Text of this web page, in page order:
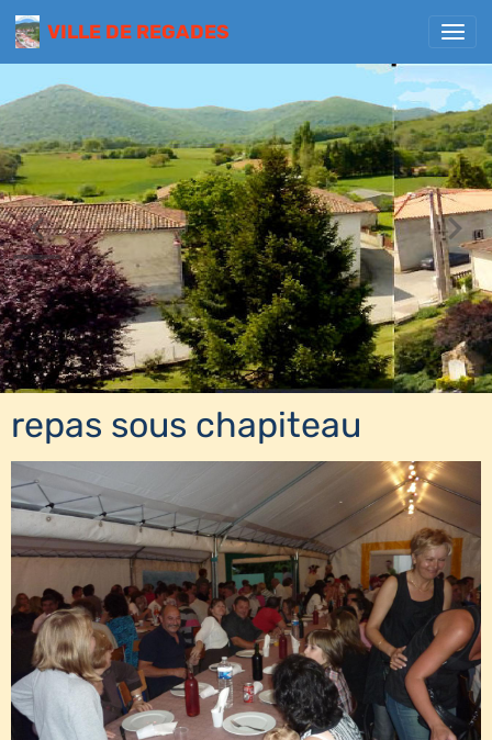
VILLE DE REGADES
repas sous chapiteau